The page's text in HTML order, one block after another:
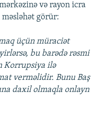
və rayon icra
görür:
üçün müraciət
bu barədə rəsmi
Korrupsiya ilə
verməlidir. Bunu Baş
daxil olmaqla onlayn